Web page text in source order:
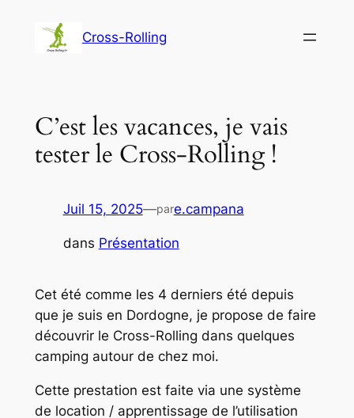
contenu
Cross-Rolling
C’est les vacances, je vais
tester le Cross-Rolling !
Juil 15, 2025—pare.campana
dans Présentation
Cet été comme les 4 derniers été depuis
que je suis en Dordogne, je propose de faire
découvrir le Cross-Rolling dans quelques
camping autour de chez moi.
Cette prestation est faite via une système
de location / apprentissage de l’utilisation